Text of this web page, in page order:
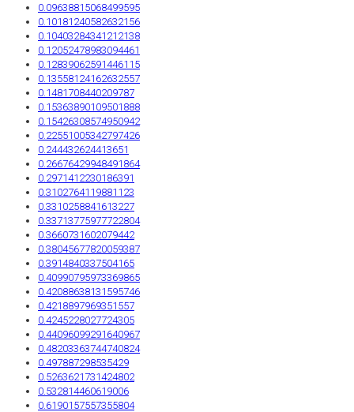
0.09638815068499595
0.10181240582632156
0.10403284341212138
0.12052478983094461
0.12839062591446115
0.13558124162632557
0.1481708440209787
0.15363890109501888
0.15426308574950942
0.22551005342797426
0.244432624413651
0.26676429948491864
0.2971412230186391
0.3102764119881123
0.3310258841613227
0.33713775977722804
0.3660731602079442
0.38045677820059387
0.3914840337504165
0.40990795973369865
0.42088638131595746
0.4218897969351557
0.4245228027724305
0.44096099291640967
0.48203363744740824
0.497887298535429
0.5263621731424802
0.532814460619006
0.6190157557355804